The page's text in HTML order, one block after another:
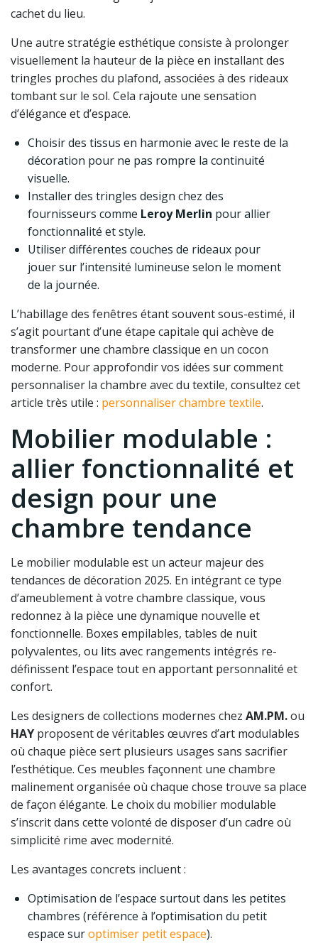
cachet du lieu.
Une autre stratégie esthétique consiste à prolonger
visuellement la hauteur de la pièce en installant des
tringles proches du plafond, associées à des rideaux
tombant sur le sol. Cela rajoute une sensation
d’élégance et d’espace.
Choisir des tissus en harmonie avec le reste de la
décoration pour ne pas rompre la continuité
visuelle.
Installer des tringles design chez des
fournisseurs comme Leroy Merlin pour allier
fonctionnalité et style.
Utiliser différentes couches de rideaux pour
jouer sur l’intensité lumineuse selon le moment
de la journée.
L’habillage des fenêtres étant souvent sous-estimé, il
s’agit pourtant d’une étape capitale qui achève de
transformer une chambre classique en un cocon
moderne. Pour approfondir vos idées sur comment
personnaliser la chambre avec du textile, consultez cet
article très utile : personnaliser chambre textile.
Mobilier modulable :
allier fonctionnalité et
design pour une
chambre tendance
Le mobilier modulable est un acteur majeur des
tendances de décoration 2025. En intégrant ce type
d’ameublement à votre chambre classique, vous
redonnez à la pièce une dynamique nouvelle et
fonctionnelle. Boxes empilables, tables de nuit
polyvalentes, ou lits avec rangements intégrés re-
définissent l’espace tout en apportant personnalité et
confort.
Les designers de collections modernes chez AM.PM.ou
HAY proposent de véritables œuvres d’art modulables
où chaque pièce sert plusieurs usages sans sacrifier
l’esthétique. Ces meubles façonnent une chambre
malinement organisée où chaque chose trouve sa place
de façon élégante. Le choix du mobilier modulable
s’inscrit dans cette volonté de disposer d’un cadre où
simplicité rime avec modernité.
Les avantages concrets incluent :
Optimisation de l’espace surtout dans les petites
chambres (référence à l’optimisation du petit
espace suroptimiser petit espace).